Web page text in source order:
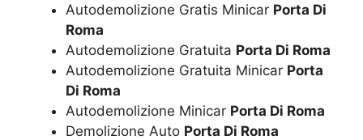
Autodemolizione Gratis Minicar Porta Di
Roma
Autodemolizione Gratuita Porta Di Roma
Autodemolizione Gratuita Minicar Porta
Di Roma
Autodemolizione Minicar Porta Di Roma
Demolizione Auto Porta Di Roma